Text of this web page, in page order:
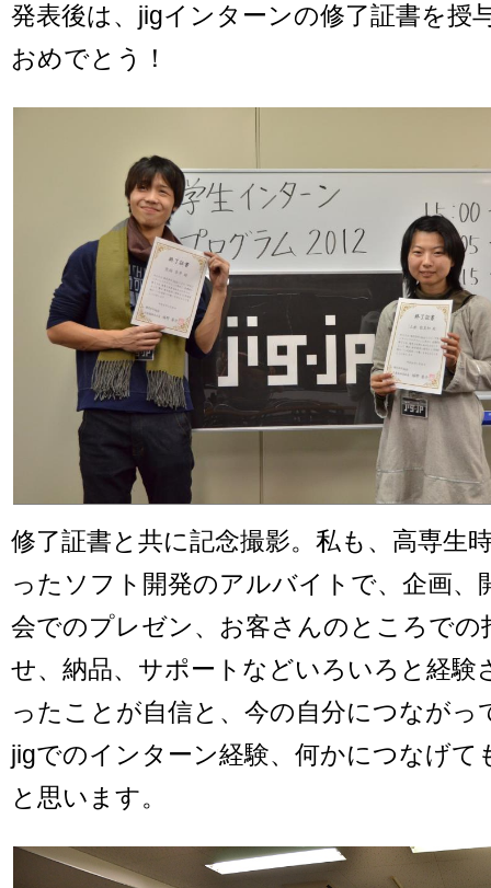
発表後は、jigインターンの修了証書を授
おめでとう！
修了証書と共に記念撮影。私も、高専生
ったソフト開発のアルバイトで、企画、
会でのプレゼン、お客さんのところでの
せ、納品、サポートなどいろいろと経験
ったことが自信と、今の自分につながっ
jigでのインターン経験、何かにつなげて
と思います。